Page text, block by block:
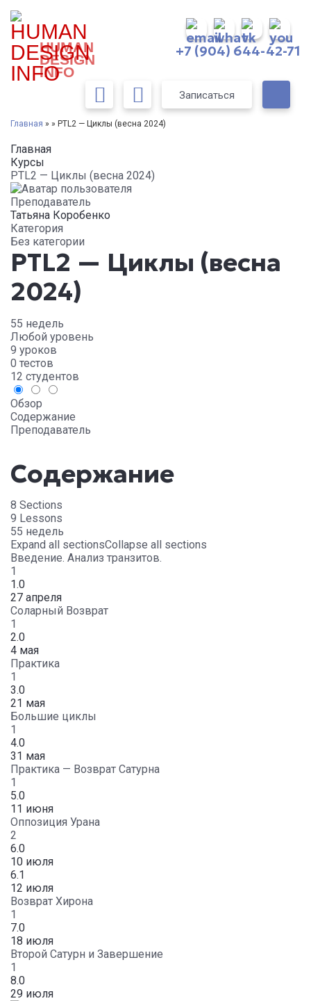
HUMAN
DESIGN
INFO
+7 (904) 644-42-71
Записаться
Главная » » PTL2 — Циклы (весна 2024)
Главная
Курсы
PTL2 — Циклы (весна 2024)
Преподаватель
Татьяна Коробенко
Категория
Без категории
PTL2 — Циклы (весна
2024)
55 недель
Любой уровень
9 уроков
0 тестов
12 студентов
Обзор
Содержание
Преподаватель
Содержание
8 Sections
9 Lessons
55 недель
Expand all sectionsCollapse all sections
Введение. Анализ транзитов.
1
1.0
27 апреля
Соларный Возврат
1
2.0
4 мая
Практика
1
3.0
21 мая
Большие циклы
1
4.0
31 мая
Практика — Возврат Сатурна
1
5.0
11 июня
Оппозиция Урана
2
6.0
10 июля
6.1
12 июля
Возврат Хирона
1
7.0
18 июля
Второй Сатурн и Завершение
1
8.0
29 июля